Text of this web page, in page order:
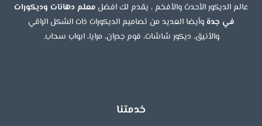
–
استيل
عالم الديكور الأحدث والأفخم ، يقدم لك افضل معلم دهانات وديكورات
في جدة وأيضا العديد من تصاميم الديكورات ذات الشكل الراقي
والأنيق، ديكور شاشات، فوم جدران، مرايا، ابواب سحاب.
خدمتنا